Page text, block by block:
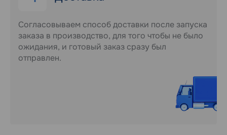
Согласовываем способ доставки после запуска
заказа в производство, для того чтобы не было
ожидания, и готовый заказ сразу был
отправлен.